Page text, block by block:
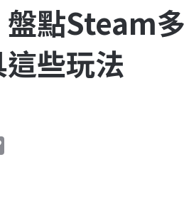
盤點Steam
些玩法